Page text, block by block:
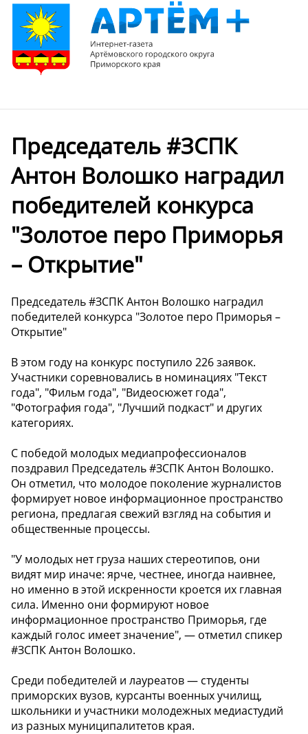
Председатель #ЗСПК
Антон Волошко наградил
победителей конкурса
"Золотое перо Приморья
– Открытие"
Председатель #ЗСПК Антон Волошко наградил
победителей конкурса "Золотое перо Приморья –
Открытие"
В этом году на конкурс поступило 226 заявок.
Участники соревновались в номинациях "Текст
года", "Фильм года", "Видеосюжет года",
"Фотография года", "Лучший подкаст" и других
категориях.
С победой молодых медиапрофессионалов
поздравил Председатель #ЗСПК Антон Волошко.
Он отметил, что молодое поколение журналистов
формирует новое информационное пространство
региона, предлагая свежий взгляд на события и
общественные процессы.
"У молодых нет груза наших стереотипов, они
видят мир иначе: ярче, честнее, иногда наивнее,
но именно в этой искренности кроется их главная
сила. Именно они формируют новое
информационное пространство Приморья, где
каждый голос имеет значение", — отметил спикер
#ЗСПК Антон Волошко.
Среди победителей и лауреатов — студенты
приморских вузов, курсанты военных училищ,
школьники и участники молодежных медиастудий
из разных муниципалитетов края.